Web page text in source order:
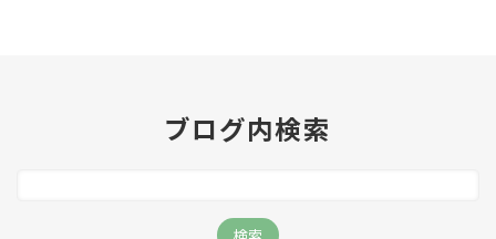
ブログ内検索